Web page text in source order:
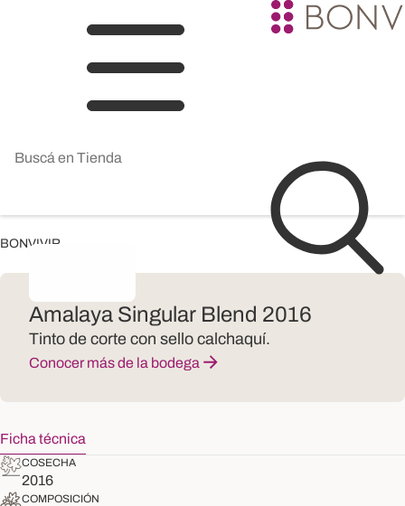
BONVIVIR
Amalaya Singular Blend 2016
Tinto de corte con sello calchaquí.
Conocer más de la bodega
Ficha técnica
COSECHA
2016
COMPOSICIÓN